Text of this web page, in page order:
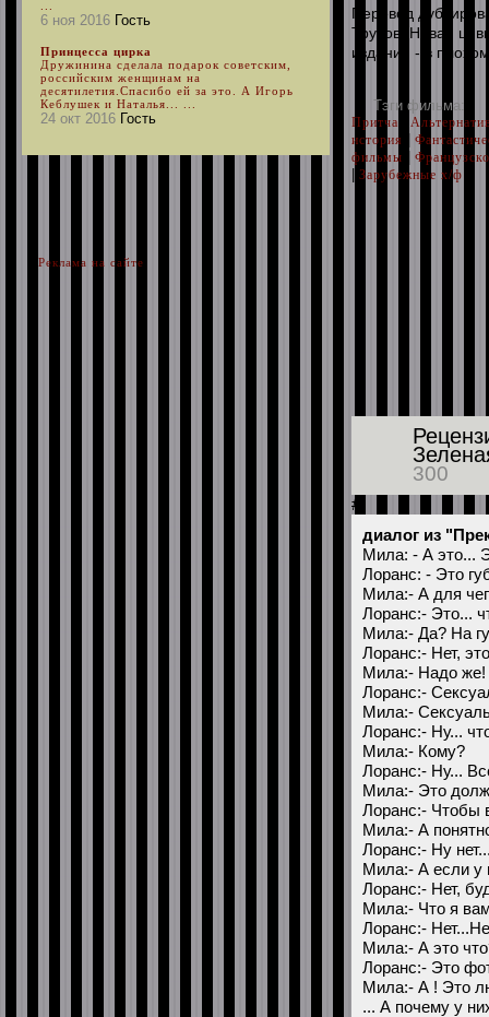
Перевод
Трусов, Новая
изданий - в
Тэги фильма:
Притча
история |
фильмы |
| Зарубежные х/ф
300
#
диалог из
Мила: - А это...
Лоранс: - Это
Мила:- А для
Лоранс:- Это...
Мила:- Да? На
Лоранс:- Нет,
Мила:- Надо же!
Лоранс:-
Мила:-
Лоранс:- Ну...
Мила:- Кому?
Лоранс:- Ну...
Мила:- Это
Лоранс:- Чтобы
Мила:- А
Лоранс:- Ну
Мила:- А если у
Лоранс:- Нет,
Мила:- Что я
Лоранс:-
Мила:- А это
Лоранс:- Это
Мила:- А ! Это
... А почему у
6 ноя 2016 Гость
Принцесса цирка
Дружинина сделала подарок советским,
российским женщинам на
десятилетия.Спасибо ей за это. А Игорь
Кеблушек и Наталья... ...
24 окт 2016 Гость
Реклама на сайте